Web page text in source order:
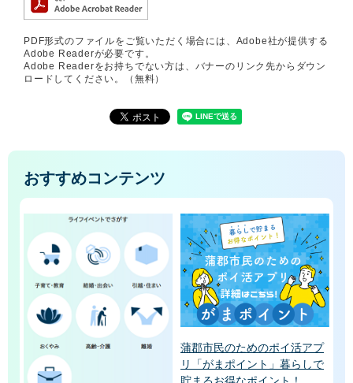
PDF形式のファイルをご覧いただく場合には、Adobe社が提供する
Adobe Readerが必要です。
Adobe Readerをお持ちでない方は、バナーのリンク先からダウン
ロードしてください。（無料）
おすすめコンテンツ
蒲郡市民のためのポイ活アプ
リ「がまポイント」暮らしで